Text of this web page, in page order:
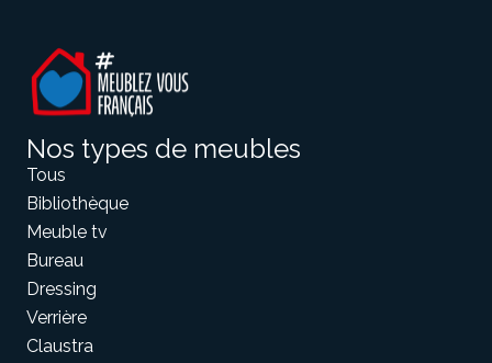
Nos types de meubles
Tous
Bibliothèque
Meuble tv
Bureau
Dressing
Verrière
Claustra